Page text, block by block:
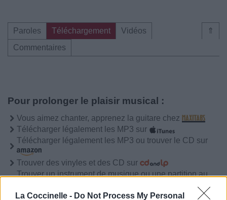
La Coccinelle - Do Not Process My Personal
⇑
Paroles Téléchargement
Vidéos
Commentaires
Pour prolonger le plaisir musical :
Vous aimez chanter, apprenez la guitare chez
Télécharger légalement les MP3 sur
Télécharger légalement les MP3 ou trouver le CD sur
Trouver des vinyles et des CD sur
Trouver un instrument de musique ou une partition au